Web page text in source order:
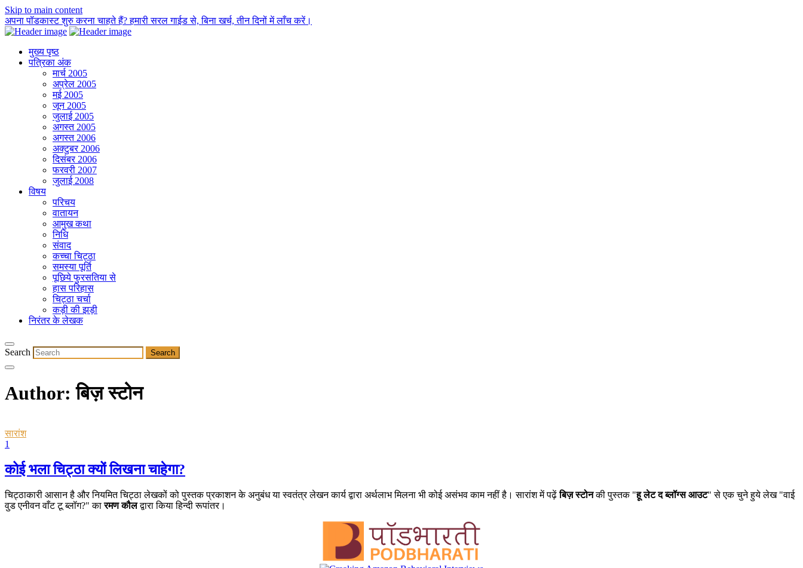
Skip to main content
अपना पॉडकास्ट शुरु करना चाहते हैं? हमारी सरल गाईड से, बिना खर्च, तीन दिनों में लाँच करें।
मुख्य पृष्ठ
पत्रिका अंक
मार्च 2005
अप्रेल 2005
मई 2005
जून 2005
जुलाई 2005
अगस्त 2005
अगस्त 2006
अक्टुबर 2006
दिसंबर 2006
फरवरी 2007
जुलाई 2008
विषय
परिचय
वातायन
आमुख कथा
निधि
संवाद
कच्चा चिट्ठा
समस्या पूर्ति
पूछिये फुरसतिया से
हास परिहास
चिट्ठा चर्चा
कड़ी की झड़ी
निरंतर के लेखक
Search
Author: बिज़ स्टोन
सारांश
1
कोई भला चिट्ठा क्यों लिखना चाहेगा?
चिट्ठाकारी आसान है और नियमित चिट्ठा लेखकों को पुस्तक प्रकाशन के अनुबंध या स्वतंत्र लेखन कार्य द्वारा अर्थलाभ मिलना भी कोई असंभव काम नहीं है। सारांश में पढ़ेंबिज़ स्टोनकी पुस्तक "हू लेट द ब्लॉग्स आउट" से एक चुने हुये लेख "वाई
वुड एनीवन वाँट टू ब्लॉग?" कारमण कौलद्वारा किया हिन्दी रूपांतर।